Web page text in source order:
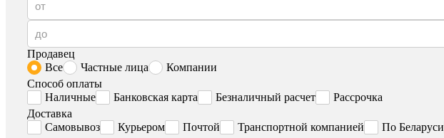
Продавец
Все
Частные лица
Компании
Способ оплаты
Наличные
Банковская карта Безналичный расчет
Рассрочка
Доставка
Самовывоз
Курьером Почтой Транспортной компанией По Беларуси